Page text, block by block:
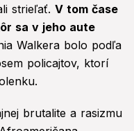
strieľať. V tom čase
sa v jeho aute
Walkera bolo podľa
policajtov, ktorí
brutalite a rasizmu